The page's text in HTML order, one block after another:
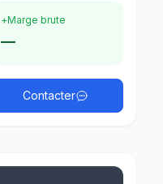
+Marge brute
—
Contacter